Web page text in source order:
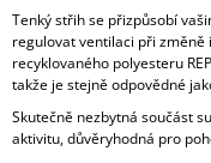
Tenký střih se přizpůsobí
regulovat ventilaci při změně
recyklovaného polyesteru
takže je stejně odpovědné
Skutečně nezbytná součást
aktivitu, důvěryhodná pro